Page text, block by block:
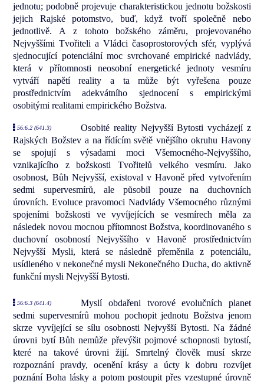
jednotu; podobně projevuje charakteristickou jednotu božskosti
jejich Rajské potomstvo, buď, když tvoří společně nebo
jednotlivě. A z tohoto božského záměru, projevovaného
Nejvyššími Tvořiteli a Vládci časoprostorových sfér, vyplývá
sjednocující potenciální moc svrchované empirické nadvlády,
která v přítomnosti neosobní energetické jednoty vesmíru
vytváří napětí reality a ta může být vyřešena pouze
prostřednictvím adekvátního sjednocení s empirickými
osobitými realitami empirického Božstva.
56:6.2 (641.3)
Osobité reality Nejvyšší Bytosti vycházejí z
Rajských Božstev a na řídícím světě vnějšího okruhu Havony
se spojují s výsadami moci Všemocného-Nejvyššího,
vznikajícího z božskosti Tvořitelů velkého vesmíru. Jako
osobnost, Bůh Nejvyšší, existoval v Havoně před vytvořením
sedmi supervesmírů, ale působil pouze na duchovních
úrovních. Evoluce pravomoci Nadvlády Všemocného různými
spojeními božskosti ve vyvíjejících se vesmírech měla za
následek novou mocnou přítomnost Božstva, koordinovaného s
duchovní osobností Nejvyššího v Havoně prostřednictvím
Nejvyšší Mysli, která se následně přeměnila z potenciálu,
usídleného v nekonečné mysli Nekonečného Ducha, do aktivně
funkční mysli Nejvyšší Bytosti.
56:6.3 (641.4)
Myslí obdařeni tvorové evolučních planet
sedmi supervesmírů mohou pochopit jednotu Božstva jenom
skrze vyvíjející se sílu osobnosti Nejvyšší Bytosti. Na žádné
úrovni bytí Bůh nemůže převýšit pojmové schopnosti bytostí,
které na takové úrovni žijí. Smrtelný člověk musí skrze
rozpoznání pravdy, ocenění krásy a úcty k dobru rozvíjet
poznání Boha lásky a potom postoupit přes vzestupné úrovně